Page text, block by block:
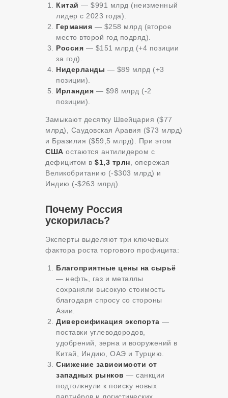
Китай — $991 млрд (неизменный
лидер с 2023 года).
Германия — $258 млрд (второе
место второй год подряд).
Россия — $151 млрд (+4 позиции
за год).
Нидерланды — $89 млрд (+3
позиции).
Ирландия — $98 млрд (-2
позиции).
Замыкают десятку Швейцария ($77
млрд), Саудовская Аравия ($73 млрд)
и Бразилия ($59,5 млрд). При этом
США остаются антилидером с
дефицитом в $1,3 трлн , опережая
Великобританию (-$303 млрд) и
Индию (-$263 млрд).
Почему Россия
ускорилась?
Эксперты выделяют три ключевых
фактора роста торгового профицита:
Благоприятные цены на сырьё
— нефть, газ и металлы
сохраняли высокую стоимость
благодаря спросу со стороны
Азии.
Диверсификация экспорта —
поставки углеводородов,
удобрений, зерна и вооружений в
Китай, Индию, ОАЭ и Турцию.
Снижение зависимости от
западных рынков — санкции
подтолкнули к поиску новых
партнёров и логистических